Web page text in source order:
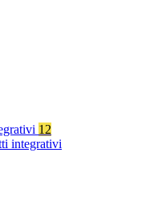
12
integrativi